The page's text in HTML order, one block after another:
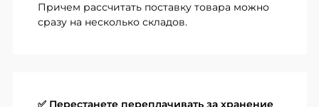
Причем рассчитать поставку товара можно
сразу на несколько складов.
✅ Перестанете переплачивать за хранение